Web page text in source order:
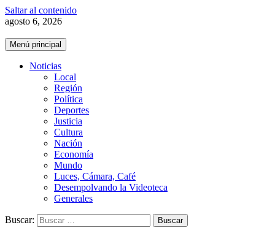
Saltar al contenido
agosto 6, 2026
Menú principal
Noticias
Local
Región
Política
Deportes
Justicia
Cultura
Nación
Economía
Mundo
Luces, Cámara, Café
Desempolvando la Videoteca
Generales
Buscar: